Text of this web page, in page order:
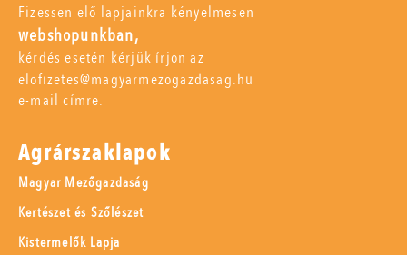
Fizessen elő lapjainkra kényelmesen
webshopunkban,
kérdés esetén kérjük írjon az
elofizetes@magyarmezogazdasag.hu
e-mail címre.
Agrárszaklapok
Magyar Mezőgazdaság
Kertészet és Szőlészet
Kistermelők Lapja